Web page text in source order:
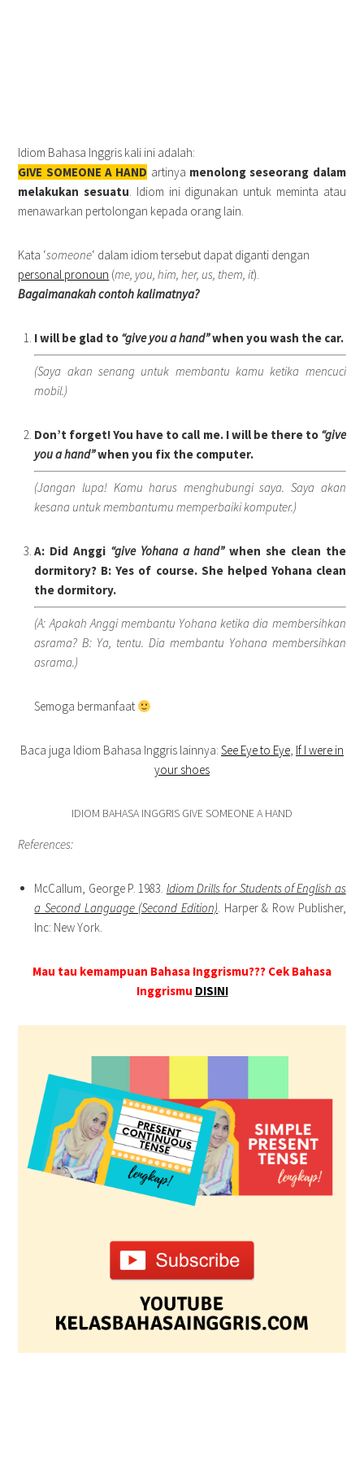
Idiom Bahasa Inggris kali ini adalah:
GIVE SOMEONE A HAND artinya menolong seseorang dalam
melakukan sesuatu. Idiom ini digunakan untuk meminta atau
menawarkan pertolongan kepada orang lain.
Kata ‘someone‘ dalam idiom tersebut dapat diganti dengan
personal pronoun (me, you, him, her, us, them, it).
Bagaimanakah contoh kalimatnya?
I will be glad to “give you a hand”when you wash the car.
(Saya akan senang untuk membantu kamu ketika mencuci
mobil.)
Don’t forget! You have to call me. I will be there to “give
you a hand”when you fix the computer.
(Jangan lupa! Kamu harus menghubungi saya. Saya akan
kesana untuk membantumu memperbaiki komputer.)
A: Did Anggi “give Yohana a hand”when she clean the
dormitory? B: Yes of course. She helped Yohana clean
the dormitory.
(A: Apakah Anggi membantu Yohana ketika dia membersihkan
asrama? B: Ya, tentu. Dia membantu Yohana membersihkan
asrama.)
Semoga bermanfaat
Baca juga Idiom Bahasa Inggris lainnya: See Eye to Eye, If I were in
your shoes
IDIOM BAHASA INGGRIS GIVE SOMEONE A HAND
References:
McCallum, George P. 1983. Idiom Drills for Students of English as
a Second Language (Second Edition). Harper & Row Publisher,
Inc: New York.
Mau tau kemampuan Bahasa Inggrismu??? Cek Bahasa
Inggrismu DISINI